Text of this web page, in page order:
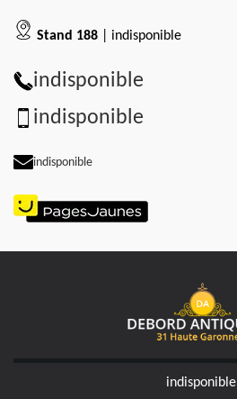
Stand 188 | indisponible
indisponible
indisponible
indisponible
indisponible